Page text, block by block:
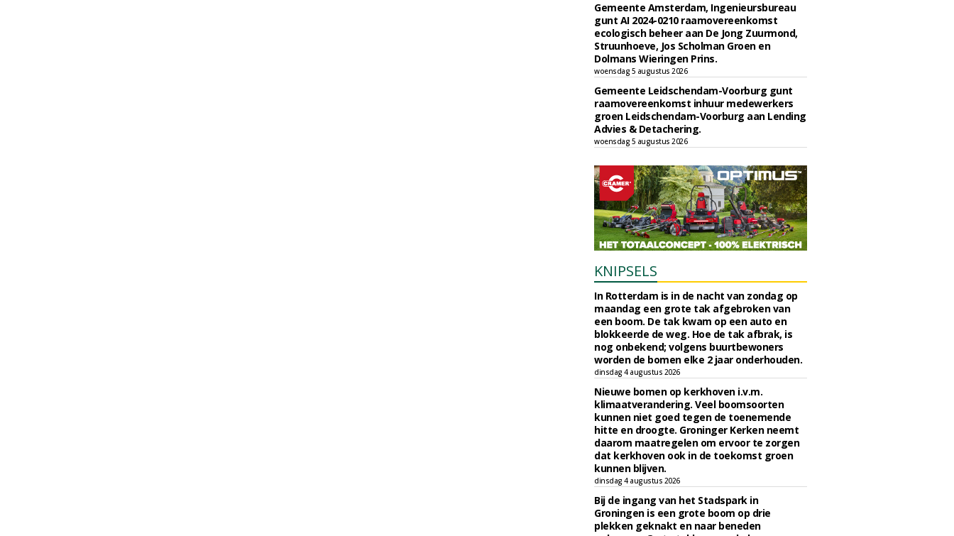
Gemeente Amsterdam, Ingenieursbureau
gunt AI 2024-0210 raamovereenkomst
ecologisch beheer aan De Jong Zuurmond,
Struunhoeve, Jos Scholman Groen en
Dolmans Wieringen Prins.
woensdag 5 augustus 2026
Gemeente Leidschendam-Voorburg gunt
raamovereenkomst inhuur medewerkers
groen Leidschendam-Voorburg aan Lending
Advies & Detachering.
woensdag 5 augustus 2026
KNIPSELS
In Rotterdam is in de nacht van zondag op
maandag een grote tak afgebroken van
een boom. De tak kwam op een auto en
blokkeerde de weg. Hoe de tak afbrak, is
nog onbekend; volgens buurtbewoners
worden de bomen elke 2 jaar onderhouden.
dinsdag 4 augustus 2026
Nieuwe bomen op kerkhoven i.v.m.
klimaatverandering. Veel boomsoorten
kunnen niet goed tegen de toenemende
hitte en droogte. Groninger Kerken neemt
daarom maatregelen om ervoor te zorgen
dat kerkhoven ook in de toekomst groen
kunnen blijven.
dinsdag 4 augustus 2026
Bij de ingang van het Stadspark in
Groningen is een grote boom op drie
plekken geknakt en naar beneden